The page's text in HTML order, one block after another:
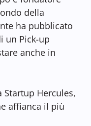
della
ha pubblicato
un Pick-up
anche in
Startup Hercules,
affianca il più